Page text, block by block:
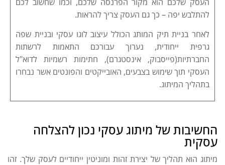
להתלבש יפה – כך גם העסק צריך להראות.
לאחר בניית תיק המותג הכולל עיצוב לוגו עסקי ובניית שפה
גרפית ייחודית, נערוך עבורכם התאמות לרשתות
החברתיות(פייסבוק, אינסטגרם), חתימות רשמיות לדוא"ל
העסקי תוך שימוש בצבעים, האובייקטים והפונטים אשר נבחרו
בתהליך המיתוג.
החשיבות של מיתוג עסקי נכון להצלחה
עסקית
מיתוג הוא תהליך של יצירת זהות ומוניטין ייחודיים לעסק שלך. זהו